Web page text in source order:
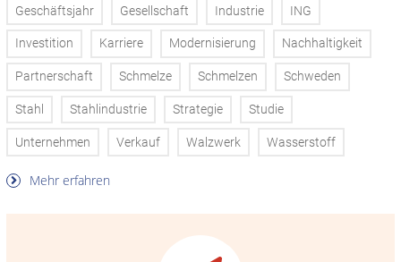
Geschäftsjahr Gesellschaft Industrie ING
Investition Karriere Modernisierung Nachhaltigkeit
Partnerschaft Schmelze Schmelzen Schweden
Stahl Stahlindustrie Strategie Studie
Unternehmen Verkauf Walzwerk Wasserstoff
Mehr erfahren